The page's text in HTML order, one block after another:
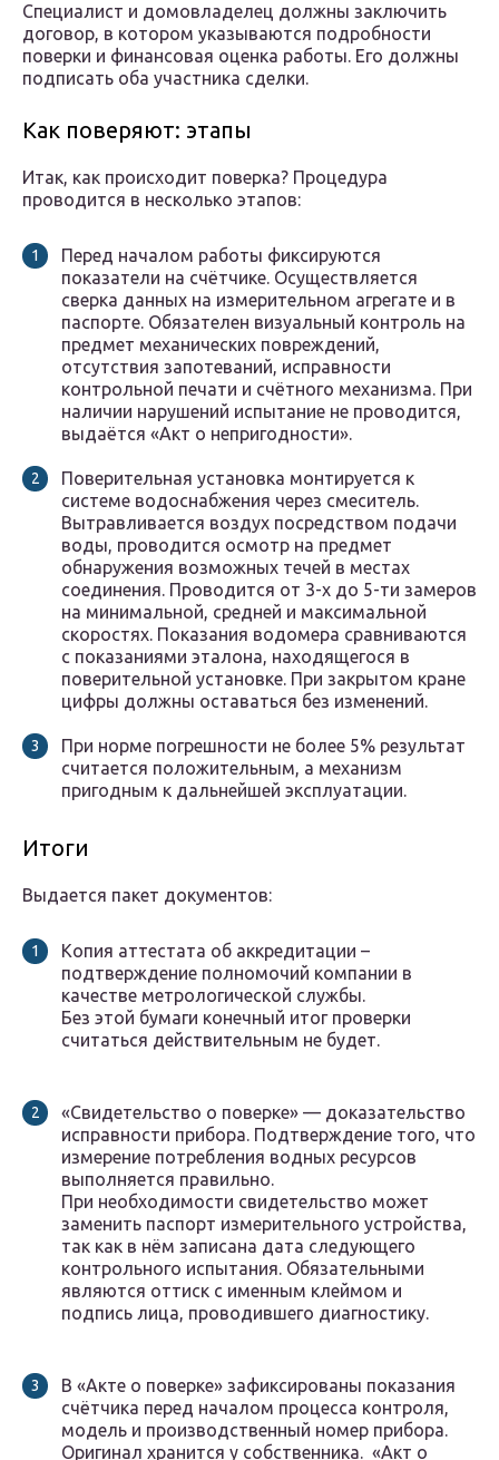
Специалист и домовладелец должны заключить
договор, в котором указываются подробности
поверки и финансовая оценка работы. Его должны
подписать оба участника сделки.
Как поверяют: этапы
Итак, как происходит поверка? Процедура
проводится в несколько этапов:
Перед началом работы фиксируются
показатели на счётчике. Осуществляется
сверка данных на измерительном агрегате и в
паспорте. Обязателен визуальный контроль на
предмет механических повреждений,
отсутствия запотеваний, исправности
контрольной печати и счётного механизма. При
наличии нарушений испытание не проводится,
выдаётся «Акт о непригодности».
Поверительная установка монтируется к
системе водоснабжения через смеситель.
Вытравливается воздух посредством подачи
воды, проводится осмотр на предмет
обнаружения возможных течей в местах
соединения. Проводится от 3-х до 5-ти замеров
на минимальной, средней и максимальной
скоростях. Показания водомера сравниваются
с показаниями эталона, находящегося в
поверительной установке. При закрытом кране
цифры должны оставаться без изменений.
При норме погрешности не более 5% результат
считается положительным, а механизм
пригодным к дальнейшей эксплуатации.
Итоги
Выдается пакет документов:
Копия аттестата об аккредитации –
подтверждение полномочий компании в
качестве метрологической службы.
Без этой бумаги конечный итог проверки
считаться действительным не будет.
«Свидетельство о поверке» — доказательство
исправности прибора. Подтверждение того, что
измерение потребления водных ресурсов
выполняется правильно.
При необходимости свидетельство может
заменить паспорт измерительного устройства,
так как в нём записана дата следующего
контрольного испытания. Обязательными
являются оттиск с именным клеймом и
подпись лица, проводившего диагностику.
В «Акте о поверке» зафиксированы показания
счётчика перед началом процесса контроля,
модель и производственный номер прибора.
Оригинал хранится у собственника. «Акт о